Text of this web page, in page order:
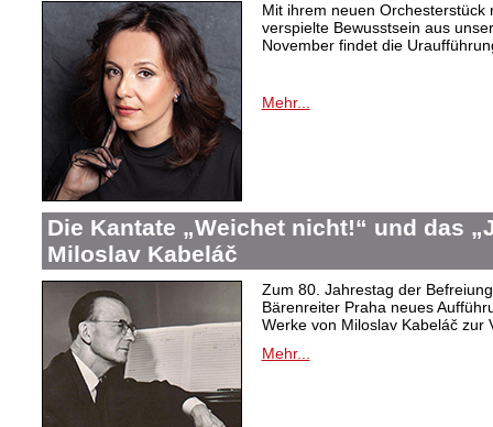
Mit ihrem neuen Orchesterstück
verspielte Bewusstsein aus
November findet die
Mehr...
Die Kantate „Weichet nicht!“ und das
Miloslav Kabeláč
Zum 80. Jahrestag der
Bärenreiter Praha neues
Werke von Miloslav Kabeláč zur
Mehr...